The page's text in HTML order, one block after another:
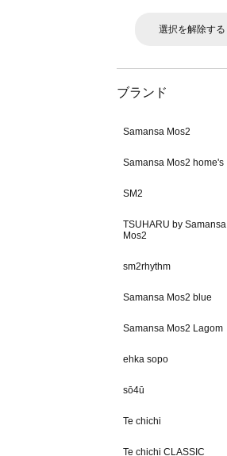
選択を解除する
ブランド
Samansa Mos2
Samansa Mos2 home's
SM2
TSUHARU by Samansa
Mos2
sm2rhythm
Samansa Mos2 blue
Samansa Mos2 Lagom
ehka sopo
sō4ū
Te chichi
Te chichi CLASSIC